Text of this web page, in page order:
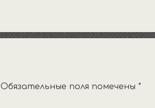
Обязательные поля помечены*